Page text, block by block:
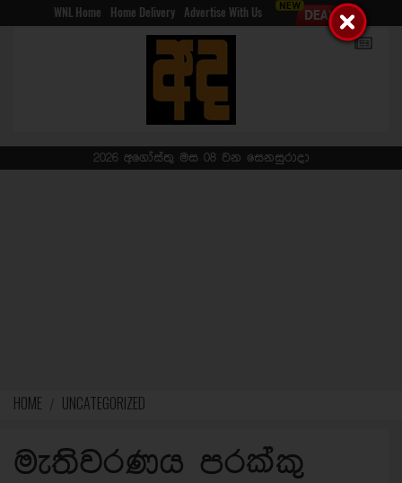
WNL Home Home Delivery Advertise With Us
2026 අගෝස්තු මස 08 වන සෙනසුරාදා
HOME UNCATEGORIZED
මැතිවරණය පරක්කු